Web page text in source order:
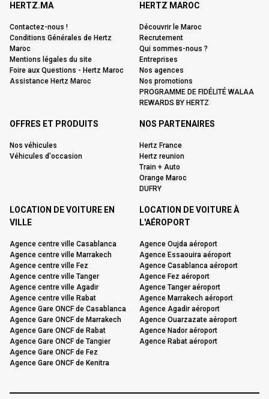
HERTZ.MA
Contactez-nous !
Conditions Générales de Hertz
Maroc
Mentions légales du site
Foire aux Questions - Hertz Maroc
Assistance Hertz Maroc
HERTZ MAROC
Découvrir le Maroc
Recrutement
Qui sommes-nous ?
Entreprises
Nos agences
Nos promotions
PROGRAMME DE FIDÉLITÉ WALAA
REWARDS BY HERTZ
OFFRES ET PRODUITS
Nos véhicules
Véhicules d'occasion
NOS PARTENAIRES
Hertz France
Hertz reunion
Train + Auto
Orange Maroc
DUFRY
LOCATION DE VOITURE EN
VILLE
Agence centre ville Casablanca
Agence centre ville Marrakech
Agence centre ville Fez
Agence centre ville Tanger
Agence centre ville Agadir
Agence centre ville Rabat
Agence Gare ONCF de Casablanca
Agence Gare ONCF de Marrakech
Agence Gare ONCF de Rabat
Agence Gare ONCF de Tangier
Agence Gare ONCF de Fez
Agence Gare ONCF de Kenitra
LOCATION DE VOITURE À
L'AÉROPORT
Agence Oujda aéroport
Agence Essaouira aéroport
Agence Casablanca aéroport
Agence Fez aéroport
Agence Tanger aéroport
Agence Marrakech aéroport
Agence Agadir aéroport
Agence Ouarzazate aéroport
Agence Nador aéroport
Agence Rabat aéroport